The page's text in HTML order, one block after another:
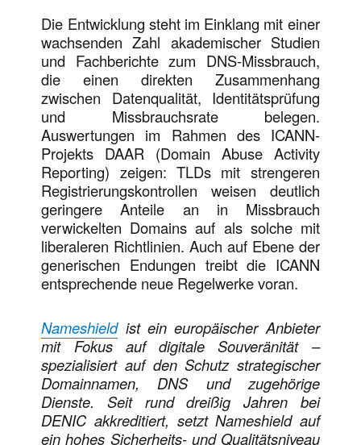
Die Entwicklung steht im Einklang mit einer
wachsenden Zahl akademischer Studien
und Fachberichte zum DNS-Missbrauch,
die einen direkten Zusammenhang
zwischen Datenqualität, Identitätsprüfung
und Missbrauchsrate belegen.
Auswertungen im Rahmen des ICANN-
Projekts DAAR (Domain Abuse Activity
Reporting) zeigen: TLDs mit strengeren
Registrierungskontrollen weisen deutlich
geringere Anteile an in Missbrauch
verwickelten Domains auf als solche mit
liberaleren Richtlinien. Auch auf Ebene der
generischen Endungen treibt die ICANN
entsprechende neue Regelwerke voran.
Nameshieldist ein europäischer Anbieter
mit Fokus auf digitale Souveränität –
spezialisiert auf den Schutz strategischer
Domainnamen, DNS und zugehörige
Dienste. Seit rund dreißig Jahren bei
DENIC akkreditiert, setzt Nameshield auf
ein hohes Sicherheits- und Qualitätsniveau